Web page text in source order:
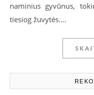
naminius gyvūnus,
tiesiog žuvytės.…